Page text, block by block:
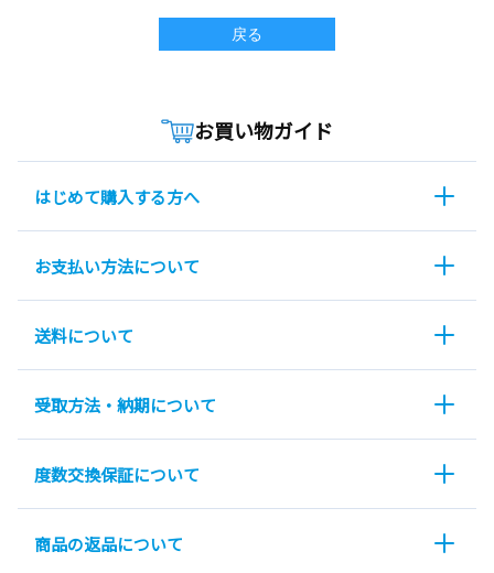
戻る
お買い物ガイド
はじめて購入する方へ
お支払い方法について
送料について
受取方法・納期について
度数交換保証について
商品の返品について